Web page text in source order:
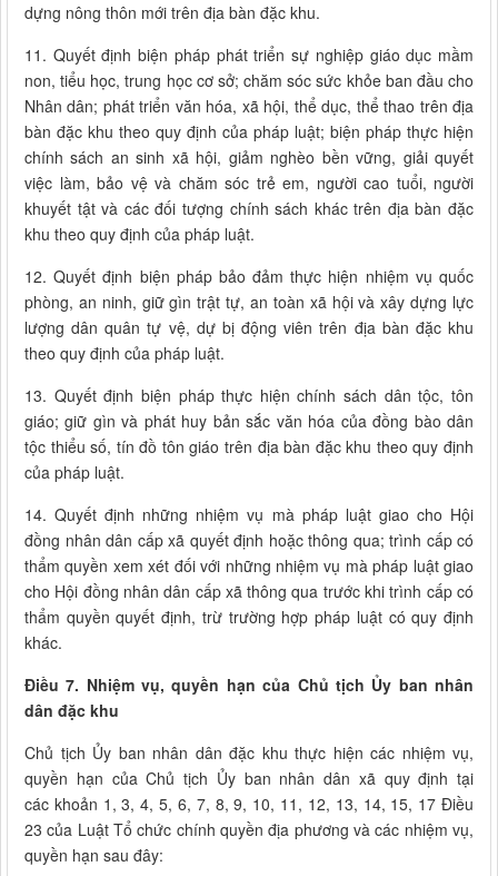
dựng nông thôn mới trên địa bàn đặc khu.
11. Quyết định biện pháp phát triển sự nghiệp giáo dục mầm
non, tiểu học, trung học cơ sở; chăm sóc sức khỏe ban đầu cho
Nhân dân; phát triển văn hóa, xã hội, thể dục, thể thao trên địa
bàn đặc khu theo quy định của pháp luật; biện pháp thực hiện
chính sách an sinh xã hội, giảm nghèo bền vững, giải quyết
việc làm, bảo vệ và chăm sóc trẻ em, người cao tuổi, người
khuyết tật và các đối tượng chính sách khác trên địa bàn đặc
khu theo quy định của pháp luật.
12. Quyết định biện pháp bảo đảm thực hiện nhiệm vụ quốc
phòng, an ninh, giữ gìn trật tự, an toàn xã hội và xây dựng lực
lượng dân quân tự vệ, dự bị động viên trên địa bàn đặc khu
theo quy định của pháp luật.
13. Quyết định biện pháp thực hiện chính sách dân tộc, tôn
giáo; giữ gìn và phát huy bản sắc văn hóa của đồng bào dân
tộc thiểu số, tín đồ tôn giáo trên địa bàn đặc khu theo quy định
của pháp luật.
14. Quyết định những nhiệm vụ mà pháp luật giao cho Hội
đồng nhân dân cấp xã quyết định hoặc thông qua; trình cấp có
thẩm quyền xem xét đối với những nhiệm vụ mà pháp luật giao
cho Hội đồng nhân dân cấp xã thông qua trước khi trình cấp có
thẩm quyền quyết định, trừ trường hợp pháp luật có quy định
khác.
Điều 7. Nhiệm vụ, quyền hạn của Chủ tịch Ủy ban nhân
dân đặc khu
Chủ tịch Ủy ban nhân dân đặc khu thực hiện các nhiệm vụ,
quyền hạn của Chủ tịch Ủy ban nhân dân xã quy định tại
các khoản 1, 3, 4, 5, 6, 7, 8, 9, 10, 11, 12, 13, 14, 15, 17 Điều
23 của Luật Tổ chức chính quyền địa phương và các nhiệm vụ,
quyền hạn sau đây: